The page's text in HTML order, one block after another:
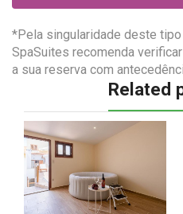
*Pela singularidade deste
SpaSuites recomenda
a sua reserva com
Related